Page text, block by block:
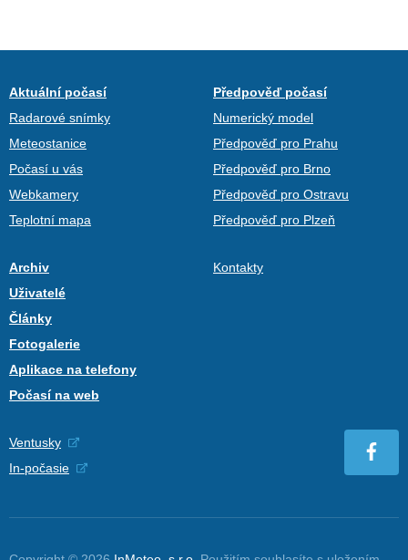
Aktuální počasí
Radarové snímky
Meteostanice
Počasí u vás
Webkamery
Teplotní mapa
Předpověď počasí
Numerický model
Předpověď pro Prahu
Předpověď pro Brno
Předpověď pro Ostravu
Předpověď pro Plzeň
Archiv
Uživatelé
Články
Fotogalerie
Aplikace na telefony
Počasí na web
Kontakty
Ventusky
In-počasie